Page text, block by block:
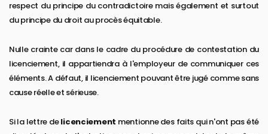
respect du principe du contradictoire mais également et surtout
du principe du droit au procès équitable.
Nulle crainte car dans le cadre du procédure de contestation du
licenciement, il appartiendra à l'employeur de communiquer ces
éléments. A défaut, il licenciement pouvant être jugé comme sans
cause réelle et sérieuse.
Si la lettre delicenciement mentionne des faits qui n'ont pas été